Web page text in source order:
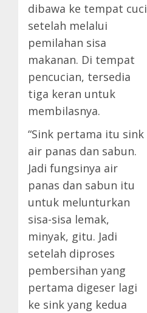
dibawa ke tempat cuci
setelah melalui
pemilahan sisa
makanan. Di tempat
pencucian, tersedia
tiga keran untuk
membilasnya.
“Sink pertama itu sink
air panas dan sabun.
Jadi fungsinya air
panas dan sabun itu
untuk melunturkan
sisa-sisa lemak,
minyak, gitu. Jadi
setelah diproses
pembersihan yang
pertama digeser lagi
ke sink yang kedua